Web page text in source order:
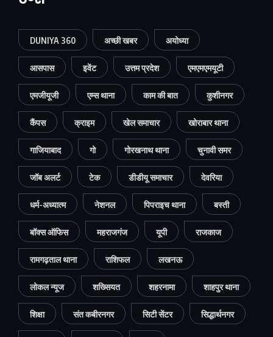
DUNIYA 360 अच्छी खबर अयोध्या
आसपास इवेंट उत्तम प्रदेश एमएमएमयूटी
एमजीयूजी एम्स थाना काम की बात कुशीनगर
कैंपस क्राइम खेल समाचार खोराबार थाना
गाजियाबाद गो गोरखनाथ थाना चुनावी समर
जॉब अलर्ट टेक डीडीयू समाचार देवरिया
धर्म-अध्यात्म नेशनल पिपराइच थाना बस्ती
बॉक्स ऑफिस महराजगंज यूपी राजकाज
रामगढ़ताल थाना राशिफल लखनऊ
लोकल न्यूज शख्सियत शहरनामा शाहपुर थाना
शिक्षा संत कबीरनगर सिटी सेंटर सिद्धार्थनगर